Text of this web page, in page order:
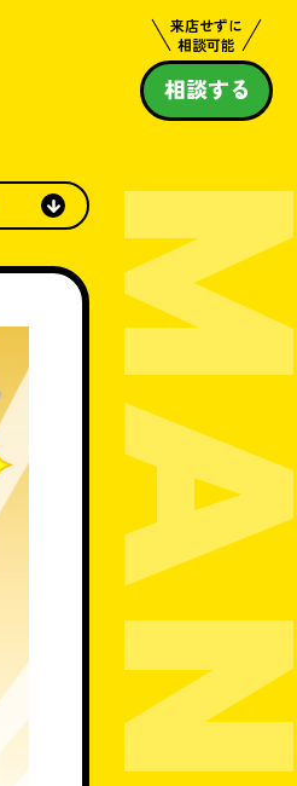
来店せずに
相談可能
相談する